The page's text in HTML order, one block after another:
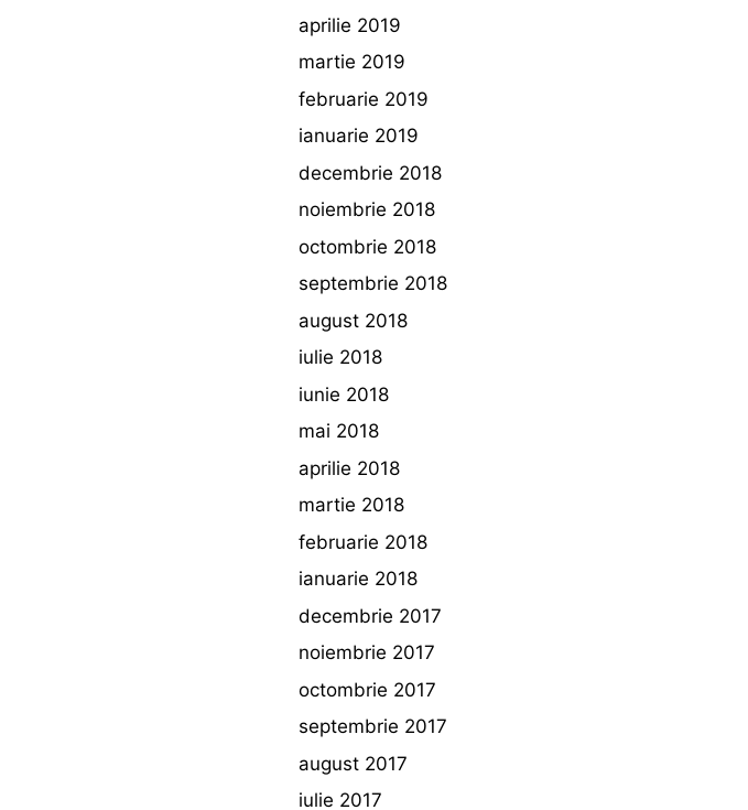
aprilie 2019
martie 2019
februarie 2019
ianuarie 2019
decembrie 2018
noiembrie 2018
octombrie 2018
septembrie 2018
august 2018
iulie 2018
iunie 2018
mai 2018
aprilie 2018
martie 2018
februarie 2018
ianuarie 2018
decembrie 2017
noiembrie 2017
octombrie 2017
septembrie 2017
august 2017
iulie 2017